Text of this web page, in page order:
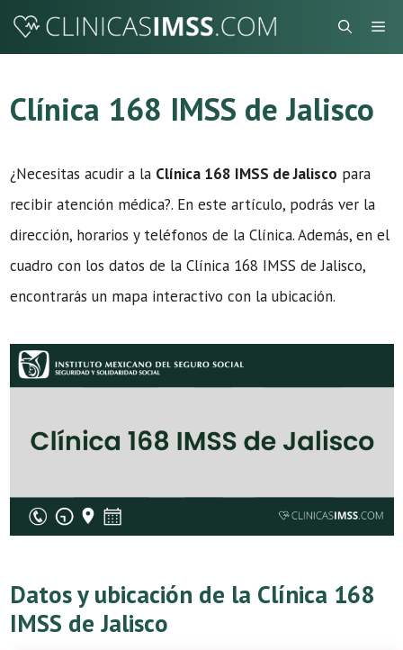
Saltar
Clínica 168 IMSS de Jalisco
¿Necesitas acudir a la Clínica 168 IMSS de Jalisco para
recibir atención médica?. En este artículo, podrás ver la
dirección, horarios y teléfonos de la Clínica. Además, en el
cuadro con los datos de la Clínica 168 IMSS de Jalisco,
encontrarás un mapa interactivo con la ubicación.
Datos y ubicación de la Clínica 168
IMSS de Jalisco